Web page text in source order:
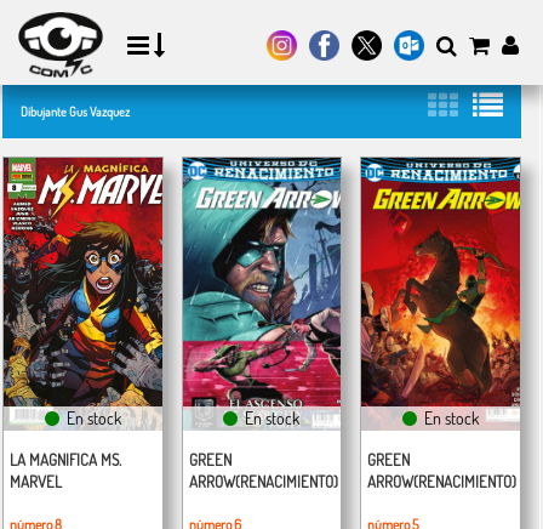
Dibujante Gus Vazquez
En stock
LA MAGNIFICA MS.
MARVEL
número 8
En stock
GREEN
ARROW(RENACIMIENTO)
número 6
En stock
GREEN
ARROW(RENACIMIENTO)
número 5